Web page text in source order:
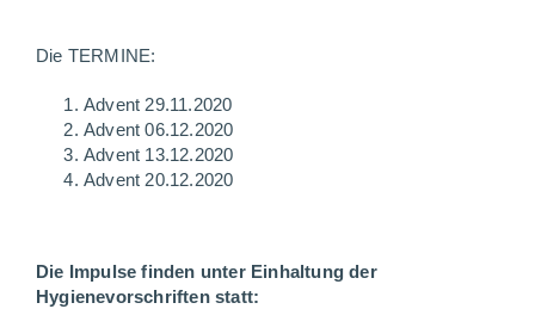
Die TERMINE:
Advent 29.11.2020
Advent 06.12.2020
Advent 13.12.2020
Advent 20.12.2020
Die Impulse finden unter Einhaltung der
Hygienevorschriften statt: